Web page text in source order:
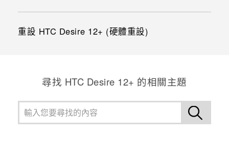
重設 HTC Desire 12+ (硬體重設)
尋找 HTC Desire 12+ 的相關主題